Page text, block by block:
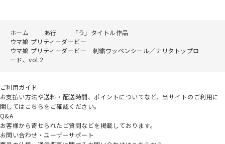
ホーム あ行
「う」タイトル作品
ウマ娘 プリティーダービー
ウマ娘 プリティーダービー 刺繍ワッペンシール／ナリタトップロ
ード、vol.2
ご利用ガイド
お支払い方法や送料・配送時間、ポイントについてなど、当サイトのご利用に
関してはこちらをご確認ください。
Q&A
お客様から寄せられたご質問などを掲載しております。
お問い合わせ・ユーザーサポート